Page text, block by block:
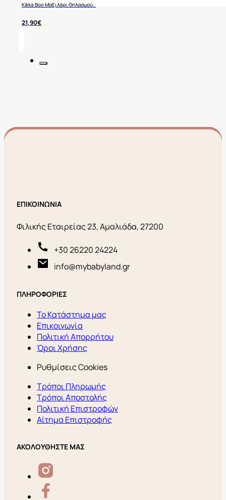
Kikka Boo Μαξιλάρι Θηλασμού..
21,90€
ΕΠΙΚΟΙΝΩΝΙΑ
Φιλικής Εταιρείας 23, Αμαλιάδα, 27200
+30 26220 24224
info@mybabyland.gr
ΠΛΗΡΟΦΟΡΙΕΣ
Το Κατάστημα μας
Επικοινωνία
Πολιτική Απορρήτου
Όροι Χρήσης
Ρυθμίσεις Cookies
Τρόποι Πληρωμής
Τρόποι Αποστολής
Πολιτική Επιστροφών
Αίτημα Επιστροφής
ΑΚΟΛΟΥΘΗΣΤΕ ΜΑΣ